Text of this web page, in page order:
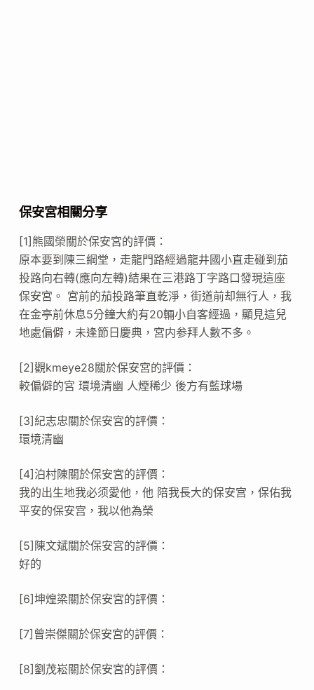
保安宮相關分享
[1]熊國榮關於保安宮的評價：
原本要到陳三綱堂，走龍門路經過龍井國小直走碰到茄
投路向右轉(應向左轉)結果在三港路丁字路口發現這座
保安宮。 宮前的茄投路筆直乾淨，街道前却無行人，我
在金亭前休息5分鐘大約有20輛小自客經過，顯見這兒
地處偏僻，未逢節日慶典，宮内参拜人數不多。
[2]觀kmeye28關於保安宮的評價：
較偏僻的宮 環境清幽 人煙稀少 後方有藍球場
[3]紀志忠關於保安宮的評價：
環境清幽
[4]泊村陳關於保安宮的評價：
我的出生地我必须愛他，他 陪我長大的保安宫，保佑我
平安的保安宫，我以他為榮
[5]陳文斌關於保安宮的評價：
好的
[6]坤煌梁關於保安宮的評價：
[7]曾崇傑關於保安宮的評價：
[8]劉茂崧關於保安宮的評價：